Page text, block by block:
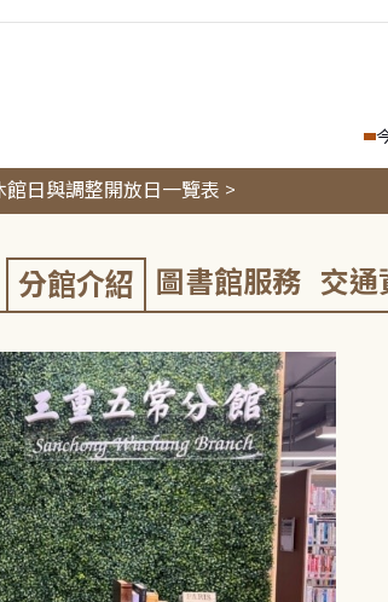
館日與調整開放日一覽表 >
分館介紹 圖書館服務 交通